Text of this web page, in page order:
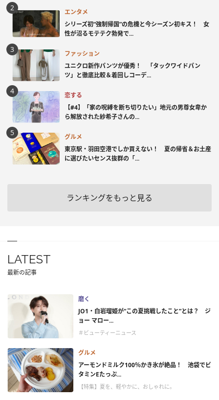
エンタメ
シリーズ初“強制帰国”の危機と今シーズン初キス！ 女
性が沼るモテテク勃発で...
ファッション
ユニクロ新作パンツが優秀！ 「タックワイドパン
ツ」と徹底比較＆着回しコーデ...
恋する
【#4】「家の呪縛を断ち切りたい」地元の男尊女卑か
ら解放された紗希子さんの...
グルメ
東京駅・羽田空港でしか買えない！ 夏の帰省＆お土産
に選びたいセンス抜群の「...
ランキングをもっと見る
LATEST
最新の記事
磨く
JO1・白岩瑠姫が“この夏挑戦したこと”とは？ ジ
ョー マロー...
＃ビューティーニュース
グルメ
アーモンドミルク100％かき氷が絶品！ 池袋でビ
タミンEたっぷ...
【特集】夏を、軽やかに、おしゃれに。